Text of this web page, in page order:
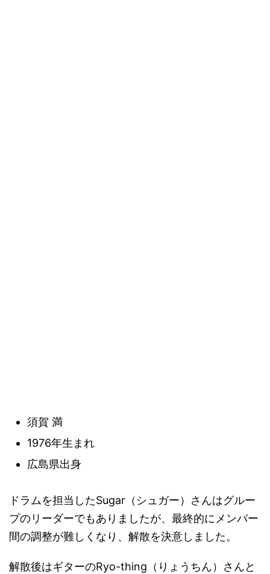
須賀 満
1976年生まれ
広島県出身
ドラムを担当したSugar（シュガー）さんはグルー
プのリーダーでもありましたが、最終的にメンバー
間の調整が難しくなり、解散を決意しました。
解散後はギターのRyo-thing（りょうちん）さんと